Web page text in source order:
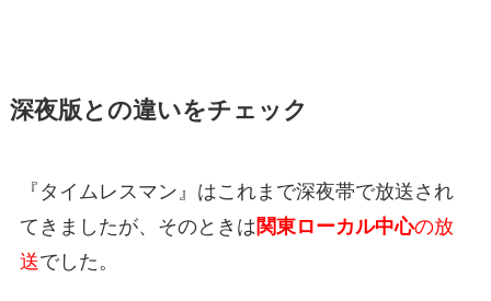
深夜版との違いをチェック
『タイムレスマン』はこれまで深夜帯で放送され
てきましたが、そのときは関東ローカル中心の放
送でした。